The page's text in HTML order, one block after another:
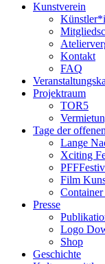
Kunstverein
Kontakt
FAQ
Projektraum
TOR5
Tage der
Lange
Xciting
Film
Presse
Logo
Shop
Geschichte